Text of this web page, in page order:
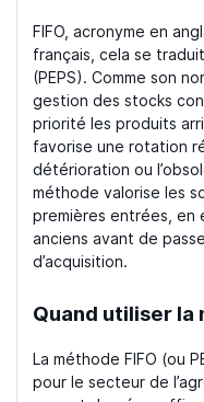
FIFO, acronyme en
français, cela se
(PEPS). Comme son
gestion des stocks
priorité les produits
favorise une rotation
détérioration ou
méthode valorise les
premières entrées, en
anciens avant de
d’acquisition.
Quand utiliser la
La méthode FIFO (ou
pour le secteur de